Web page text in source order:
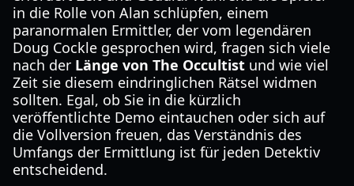
in die Rolle von Alan schlüpfen, einem
paranormalen Ermittler, der vom legendären
Doug Cockle gesprochen wird, fragen sich viele
nach der Länge von The Occultist und wie viel
Zeit sie diesem eindringlichen Rätsel widmen
sollten. Egal, ob Sie in die kürzlich
veröffentlichte Demo eintauchen oder sich auf
die Vollversion freuen, das Verständnis des
Umfangs der Ermittlung ist für jeden Detektiv
entscheidend.